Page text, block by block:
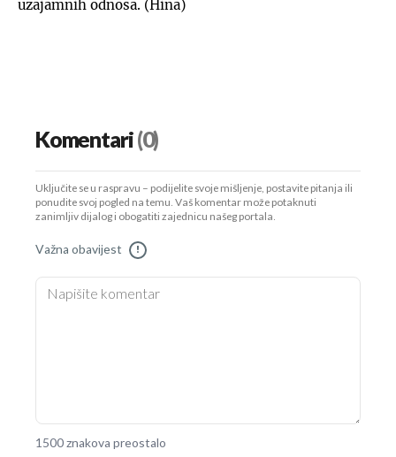
uzajamnih odnosa. (Hina)
Komentari(0)
Uključite se u raspravu – podijelite svoje mišljenje, postavite pitanja ili
ponudite svoj pogled na temu. Vaš komentar može potaknuti
zanimljiv dijalog i obogatiti zajednicu našeg portala.
Važna obavijest !
1500 znakova preostalo